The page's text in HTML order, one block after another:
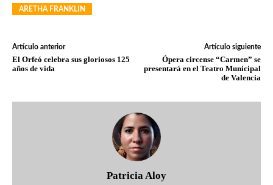
ARETHA FRANKLIN
Artículo anterior
El Orfeó celebra sus gloriosos 125
años de vida
Artículo siguiente
Ópera circense “Carmen” se
presentará en el Teatro Municipal
de Valencia
Patricia Aloy